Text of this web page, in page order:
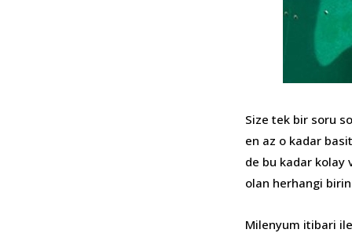
Size tek bir soru
en az o kadar
de bu kadar kolay
olan herhangi
Milenyum itibari